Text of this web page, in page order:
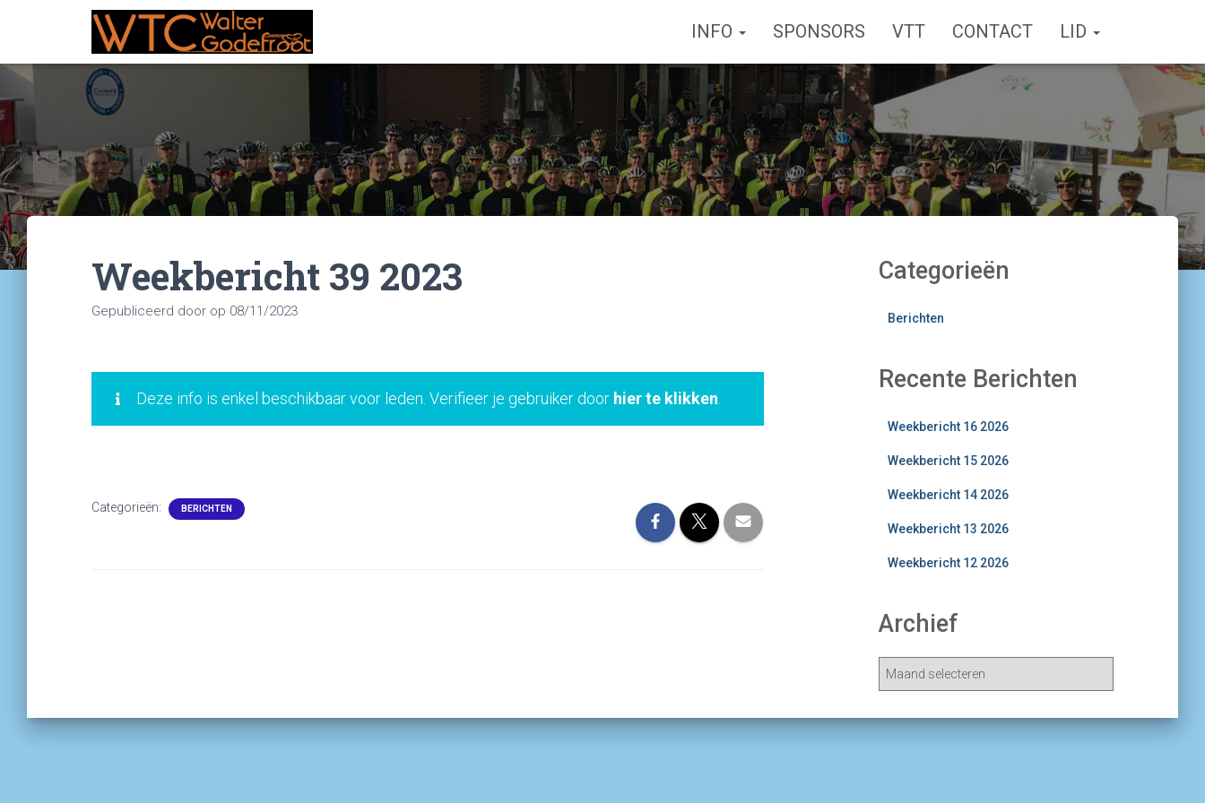
INFO SPONSORS VTT CONTACT LID
Weekbericht 39 2023
Gepubliceerd door op 08/11/2023
Deze info is enkel beschikbaar voor leden. Verifieer je gebruiker door hier te klikken
Categorieën: BERICHTEN
Categorieën
Berichten
Recente Berichten
Weekbericht 16 2026
Weekbericht 15 2026
Weekbericht 14 2026
Weekbericht 13 2026
Weekbericht 12 2026
Archief
h